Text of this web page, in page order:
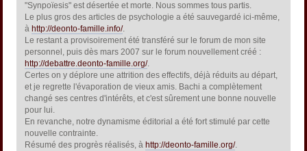
"Synpoïesis" est désertée et morte. Nous sommes tous partis.
Le plus gros des articles de psychologie a été sauvegardé ici-même,
à http://deonto-famille.info/.
Le restant a provisoirement été transféré sur le forum de mon site
personnel, puis dès mars 2007 sur le forum nouvellement créé :
http://debattre.deonto-famille.org/.
Certes on y déplore une attrition des effectifs, déjà réduits au départ,
et je regrette l'évaporation de vieux amis. Bachi a complètement
changé ses centres d'intérêts, et c'est sûrement une bonne nouvelle
pour lui.
En revanche, notre dynamisme éditorial a été fort stimulé par cette
nouvelle contrainte.
Résumé des progrès réalisés, à http://deonto-famille.org/.